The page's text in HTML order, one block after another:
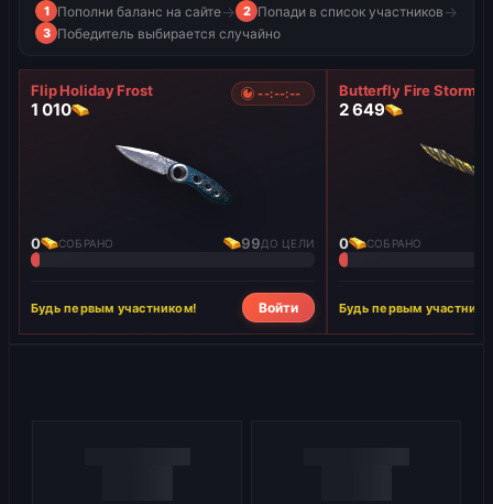
1 Пополни баланс на сайте→ 2 Попади в список участников →
3 Победитель выбирается случайно
Flip Holiday Frost
1 010
--:--:--
0 СОБРАНО ДО ЦЕЛИ
99
Будь первым участником! Войти
Butterfly Fire Storm
2 649
0 СОБРАНО
Будь первым